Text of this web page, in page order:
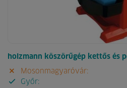
holzmann köszörűgép kettős és
Mosonmagyaróvár:
Győr: